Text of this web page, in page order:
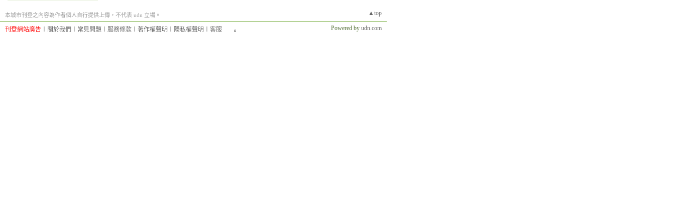
▲top
本城市刊登之內容為作者個人自行提供上傳，不代表 udn 立場。
刊登網站廣告 關於我們 常見問題 服務條款 著作權聲明 隱私權聲明 客服 Powered by udn.com